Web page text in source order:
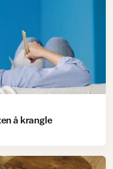
å krangle